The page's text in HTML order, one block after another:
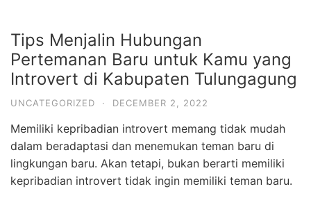
Tips Menjalin Hubungan
Pertemanan Baru untuk Kamu yang
Introvert di Kabupaten Tulungagung
UNCATEGORIZED · DECEMBER 2, 2022
Memiliki kepribadian introvert memang tidak mudah
dalam beradaptasi dan menemukan teman baru di
lingkungan baru. Akan tetapi, bukan berarti memiliki
kepribadian introvert tidak ingin memiliki teman baru.